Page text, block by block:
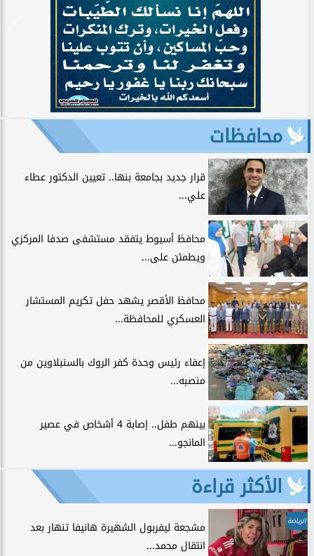
محافظات
قرار جديد بجامعة بنها.. تعيين الدكتور عطاء
علي...
محافظ أسيوط يتفقد مستشفى صدفا المركزي
ويطمئن على...
محافظ الأقصر يشهد حفل تكريم المستشار
العسكري للمحافظة...
إعفاء رئيس وحدة كفر الروك بالسنبلاوين من
منصبه...
بينهم طفل.. إصابة 4 أشخاص في عصير
المانجو...
الأكثر قراءة
الرياضة
مشجعة ليفربول الشهيرة هانيفا تنهار بعد
انتقال محمد...